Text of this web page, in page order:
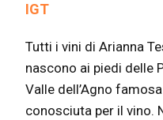
IGT
Tutti i vini di Arianna
nascono ai piedi delle
Valle dell’Agno
conosciuta per il vino.